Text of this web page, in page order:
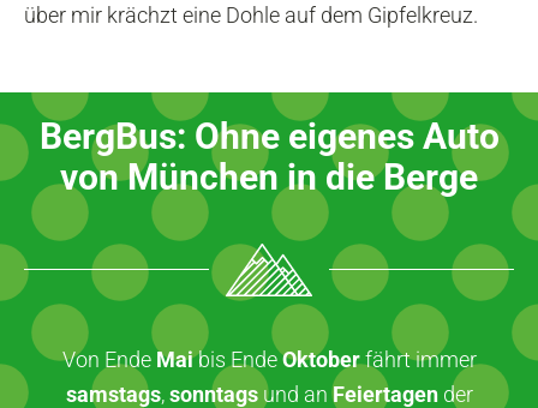
über mir krächzt eine Dohle auf dem Gipfelkreuz.
BergBus: Ohne eigenes Auto
von München in die Berge
Von Ende Maibis EndeOktoberfährt immer
samstags,sonntagsund anFeiertagender